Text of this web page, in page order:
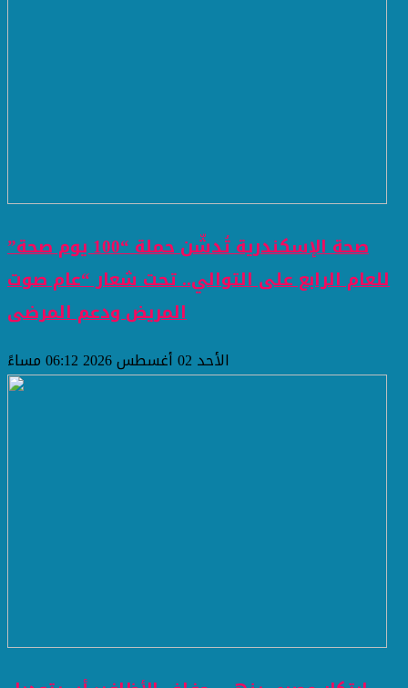
صحة الإسكندرية تُدشّن حملة “100 يوم صحة”
للعام الرابع على التوالي.. تحت شعار “عام صوت
المريض ودعم المرضى
الأحد 02 أغسطس 2026 06:12 مساءً